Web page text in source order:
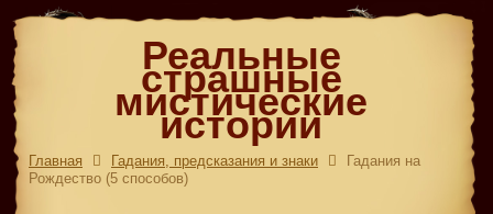
Реальные
страшные
мистические
истории
Главная Гадания, предсказания и знаки
Гадания на
Рождество (5 способов)